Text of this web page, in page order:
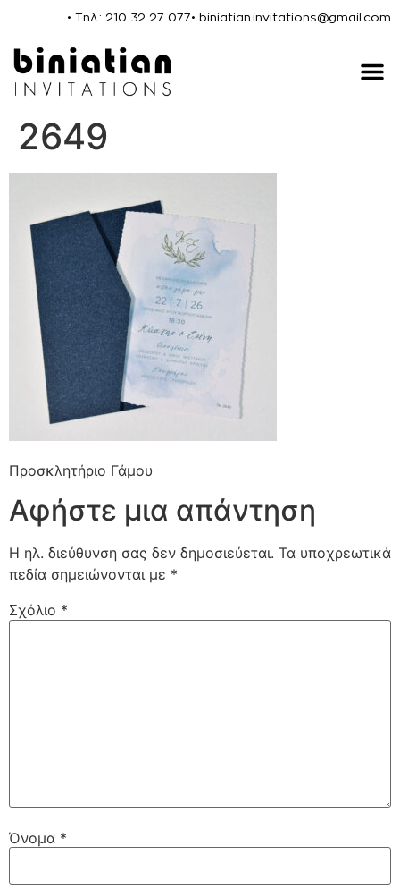
• Τηλ.: 210 32 27 077• biniatian.invitations@gmail.com
2649
Προσκλητήριο Γάμου
Αφήστε μια απάντηση
Η ηλ. διεύθυνση σας δεν δημοσιεύεται. Τα υποχρεωτικά
πεδία σημειώνονται με *
Σχόλιο *
Όνομα *